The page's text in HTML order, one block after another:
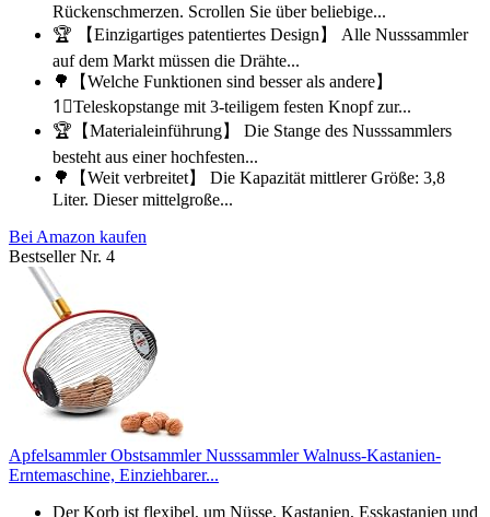
Rückenschmerzen. Scrollen Sie über beliebige...
🏆 【Einzigartiges patentiertes Design】 Alle Nusssammler
auf dem Markt müssen die Drähte...
🌳【Welche Funktionen sind besser als andere】
1⃣Teleskopstange mit 3-teiligem festen Knopf zur...
🏆【Materialeinführung】 Die Stange des Nusssammlers
besteht aus einer hochfesten...
🌳【Weit verbreitet】 Die Kapazität mittlerer Größe: 3,8
Liter. Dieser mittelgroße...
Bei Amazon kaufen
Bestseller Nr. 4
Apfelsammler Obstsammler Nusssammler Walnuss-Kastanien-
Erntemaschine, Einziehbarer...
️Der Korb ist flexibel, um Nüsse, Kastanien, Esskastanien und